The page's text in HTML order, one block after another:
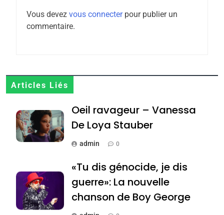
Vous devez vous connecterpour publier un
commentaire.
Articles Liés
Oeil ravageur – Vanessa
De Loya Stauber
admin 0
«Tu dis génocide, je dis
guerre»: La nouvelle
chanson de Boy George
6
Zrihen-Dvir
7
Jacques Hadida
JUDAISME
Maroc : Les amandes de
Tafraout, le miel de Tadla
Azilal consacrés produits
du terroir
MAROC